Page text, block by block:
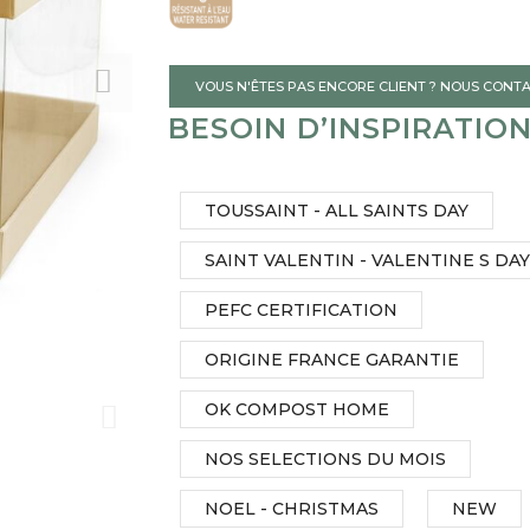
gallery
VOUS N'ÊTES PAS ENCORE CLIENT ? NOUS
BESOIN D’INSPIRATION
TOUSSAINT - ALL SAINTS DAY
SAINT VALENTIN - VALENTINE S DAY
PEFC CERTIFICATION
ORIGINE FRANCE GARANTIE
OK COMPOST HOME
NOS SELECTIONS DU MOIS
NOEL - CHRISTMAS NEW